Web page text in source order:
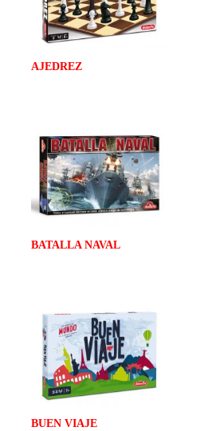
AJEDREZ
BATALLA NAVAL
BUEN VIAJE